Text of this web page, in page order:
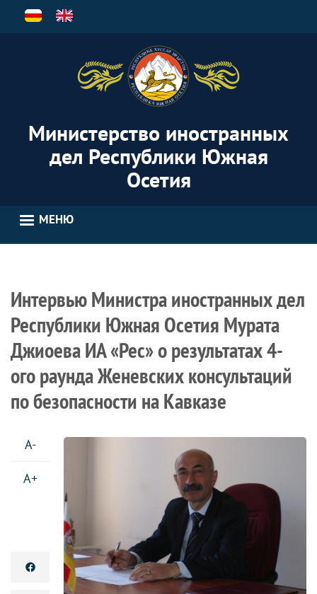
Перейти
Министерство иностранных
дел Республики Южная
Осетия
МЕНЮ
Интервью Министра иностранных дел
Республики Южная Осетия Мурата
Джиоева ИА «Рес» о результатах 4-
ого раунда Женевских консультаций
по безопасности на Кавказе
A-
A+